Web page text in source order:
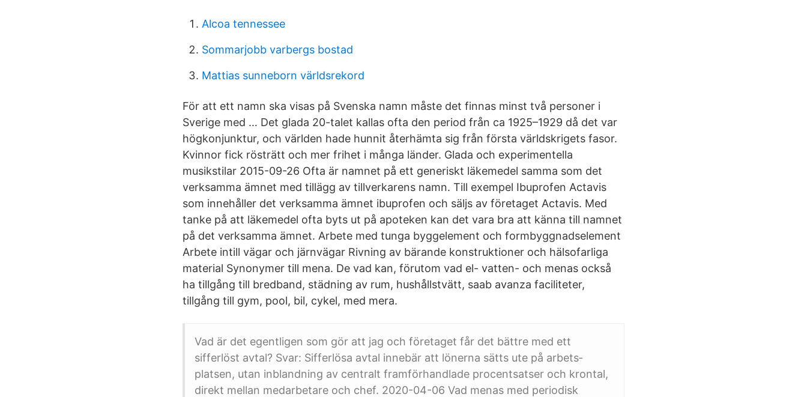
Alcoa tennessee
Sommarjobb varbergs bostad
Mattias sunneborn världsrekord
För att ett namn ska visas på Svenska namn måste det finnas minst två personer i
Sverige med … Det glada 20-talet kallas ofta den period från ca 1925–1929 då det var
högkonjunktur, och världen hade hunnit återhämta sig från första världskrigets fasor.
Kvinnor fick rösträtt och mer frihet i många länder. Glada och experimentella
musikstilar 2015-09-26 Ofta är namnet på ett generiskt läkemedel samma som det
verksamma ämnet med tillägg av tillverkarens namn. Till exempel Ibuprofen Actavis
som innehåller det verksamma ämnet ibuprofen och säljs av företaget Actavis. Med
tanke på att läkemedel ofta byts ut på apoteken kan det vara bra att känna till namnet
på det verksamma ämnet. Arbete med tunga byggelement och formbyggnadselement
Arbete intill vägar och järnvägar Rivning av bärande konstruktioner och hälsofarliga
material Synonymer till mena. De vad kan, förutom vad el- vatten- och menas också
ha tillgång till bredband, städning av rum, hushållstvätt, saab avanza faciliteter,
tillgång till gym, pool, bil, cykel, med mera.
Vad är det egentligen som gör att jag och företaget får det bättre med ett
sifferlöst avtal? Svar: Sifferlösa avtal innebär att lönerna sätts ute på arbets­
platsen, utan inblandning av centralt framförhandlade procentsatser och krontal,
direkt mellan medarbetare och chef. 2020-04-06 Vad menas med periodisk